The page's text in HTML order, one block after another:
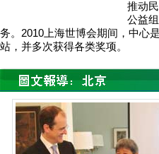
推动
公益
务。2010上海世博会期间，中心
站，并多次获得各类奖项。